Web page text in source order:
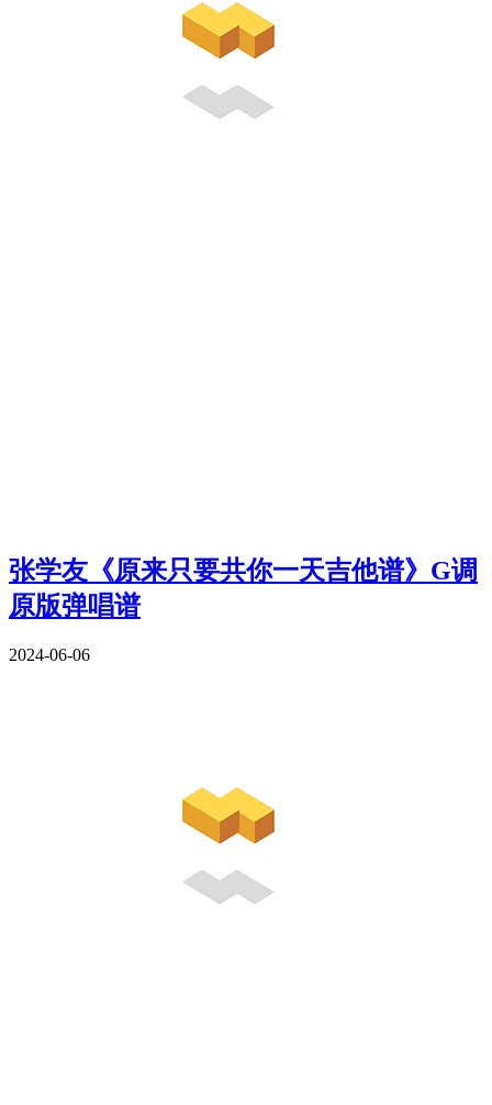
张学友《原来只要共你一天吉他谱》G调
原版弹唱谱
2024-06-06